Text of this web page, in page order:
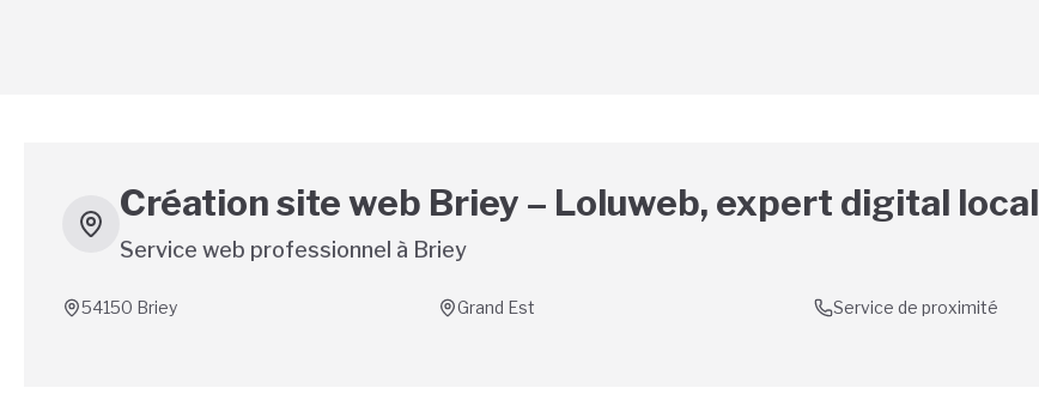
Création site web Briey – Loluweb, expert digital local
Service web professionnel à Briey
54150 Briey Grand Est Service de proximité